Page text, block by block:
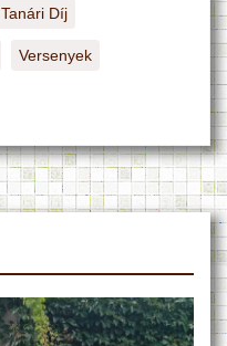
Tanári Díj
Versenyek